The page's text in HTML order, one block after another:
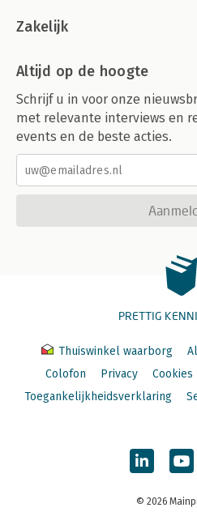
Zakelijk
Altijd op de hoogte
Schrijf u in voor onze
met relevante interviews en
events en de beste acties.
PRETTIG
Thuiswinkel waarborg
Colofon
Privacy Cookies
Toegankelijkheidsverklaring
© 2026